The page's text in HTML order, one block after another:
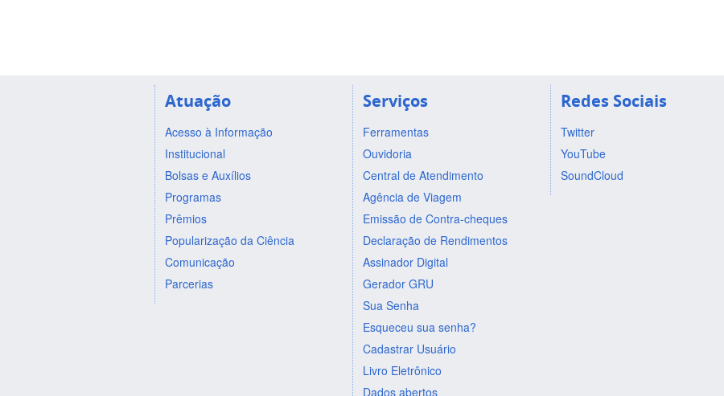
Atuação
Acesso à Informação
Institucional
Bolsas e Auxílios
Programas
Prêmios
Popularização da Ciência
Comunicação
Parcerias
Serviços
Ferramentas
Ouvidoria
Central de Atendimento
Agência de Viagem
Emissão de Contra-cheques
Declaração de Rendimentos
Assinador Digital
Gerador GRU
Sua Senha
Esqueceu sua senha?
Cadastrar Usuário
Livro Eletrônico
Dados abertos
Redes Sociais
Twitter
YouTube
SoundCloud